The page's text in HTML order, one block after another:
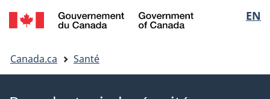
Skip
to
Skip
to
Passer
à
langue
EN
Vous
êtes
ici
Canada.ca Santé